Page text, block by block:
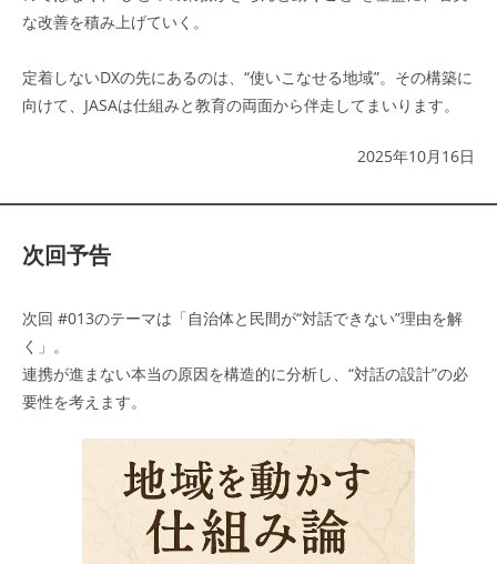
な改善を積み上げていく。
定着しないDXの先にあるのは、“使いこなせる地域”。その構築に
向けて、JASAは仕組みと教育の両面から伴走してまいります。
2025年10月16日
次回予告
次回 #013のテーマは「自治体と民間が“対話できない”理由を解
く」。
連携が進まない本当の原因を構造的に分析し、“対話の設計”の必
要性を考えます。